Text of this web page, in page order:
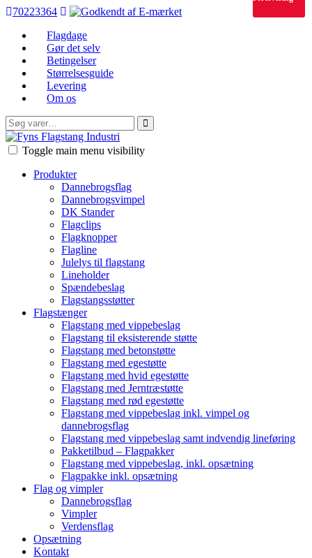
70223364
Flagdage
Gør det selv
Betingelser
Størrelsesguide
Levering
Om os
Søg
efter:
FFI
Toggle main menu visibility
Produkter
Dannebrogsflag
Dannebrogsvimpel
DK Stander
Flagclips
Flagknopper
Flagline
Julelys til flagstang
Lineholder
Spændebeslag
Flagstangsstøtter
Flagstænger
Flagstang med vippebeslag
Flagstang til eksisterende støtte
Flagstang med betonstøtte
Flagstang med egestøtte
Flagstang med hvid egestøtte
Flagstang med Jerntræstøtte
Flagstang med rød egestøtte
Flagstang med vippebeslag inkl. vimpel og
dannebrogsflag
Flagstang med vippebeslag samt indvendig lineføring
Pakketilbud – Flagpakker
Flagstang med vippebeslag, inkl. opsætning
Flagpakke inkl. opsætning
Flag og vimpler
Dannebrogsflag
Vimpler
Verdensflag
Opsætning
Kontakt